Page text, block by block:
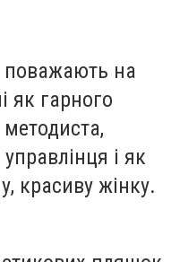
поважають на
як гарного
методиста,
і як
красиву жінку.